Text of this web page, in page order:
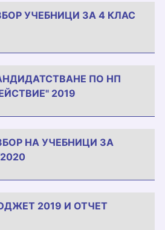
УЧЕБНИЦИ ЗА 4 КЛАС
ПО НП
2019
НА УЧЕБНИЦИ ЗА
2019 И ОТЧЕТ